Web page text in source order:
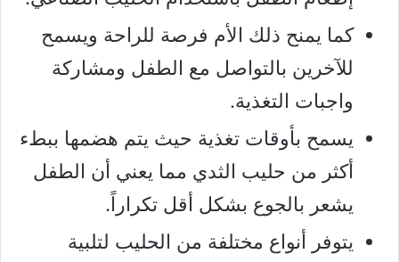
كما يمنح ذلك الأم فرصة للراحة ويسمح
للآخرين بالتواصل مع الطفل ومشاركة
واجبات التغذية.
يسمح بأوقات تغذية حيث يتم هضمها ببطء
أكثر من حليب الثدي مما يعني أن الطفل
يشعر بالجوع بشكل أقل تكراراً.
يتوفر أنواع مختلفة من الحليب لتلبية